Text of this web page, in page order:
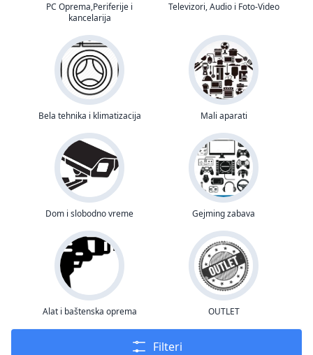
PC Oprema,Periferije i
kancelarija
Televizori, Audio i Foto-Video
Bela tehnika i klimatizacija Mali aparati
Dom i slobodno vreme Gejming zabava
Alat i baštenska oprema OUTLET
Filteri